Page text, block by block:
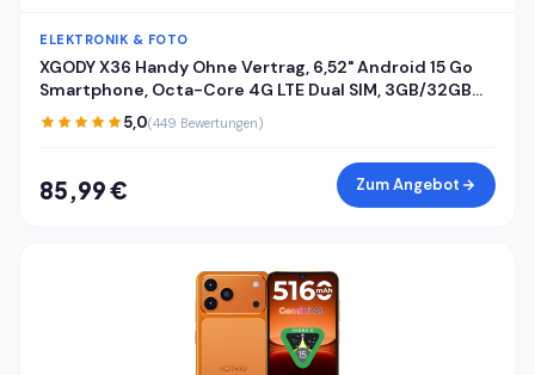
ELEKTRONIK & FOTO
XGODY X36 Handy Ohne Vertrag, 6,52" Android 15 Go
Smartphone, Octa-Core 4G LTE Dual SIM, 3GB/32GB
(256GB Erweiterbar), 4200mAh, 13MP+5MP Kamera,
Gesichtserkennung, USB-C, GPS, Schwarz
5,0(449 Bewertungen)
85,99 € Zum Angebot